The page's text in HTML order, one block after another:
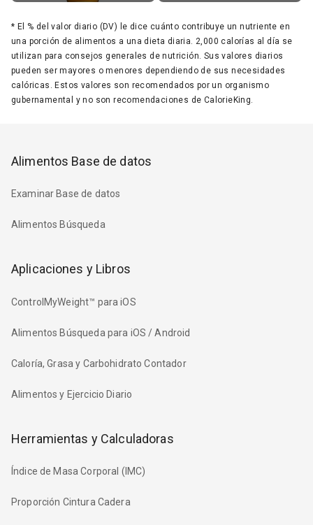
* El % del valor diario (DV) le dice cuánto contribuye un nutriente en
una porción de alimentos a una dieta diaria. 2,000 calorías al día se
utilizan para consejos generales de nutrición. Sus valores diarios
pueden ser mayores o menores dependiendo de sus necesidades
calóricas. Estos valores son recomendados por un organismo
gubernamental y no son recomendaciones de CalorieKing.
Alimentos Base de datos
Examinar Base de datos
Alimentos Búsqueda
Aplicaciones y Libros
ControlMyWeight™ para iOS
Alimentos Búsqueda para iOS / Android
Caloría, Grasa y Carbohidrato Contador
Alimentos y Ejercicio Diario
Herramientas y Calculadoras
Índice de Masa Corporal (IMC)
Proporción Cintura Cadera